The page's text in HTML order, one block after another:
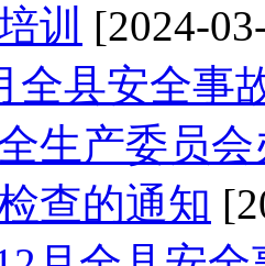
训 [2024-
全县安全事
生产委员
查的通知